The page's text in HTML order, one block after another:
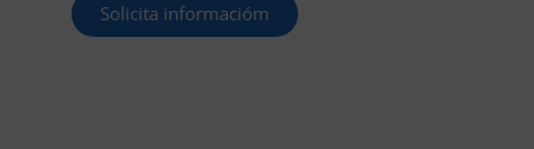
Solicita informacióm